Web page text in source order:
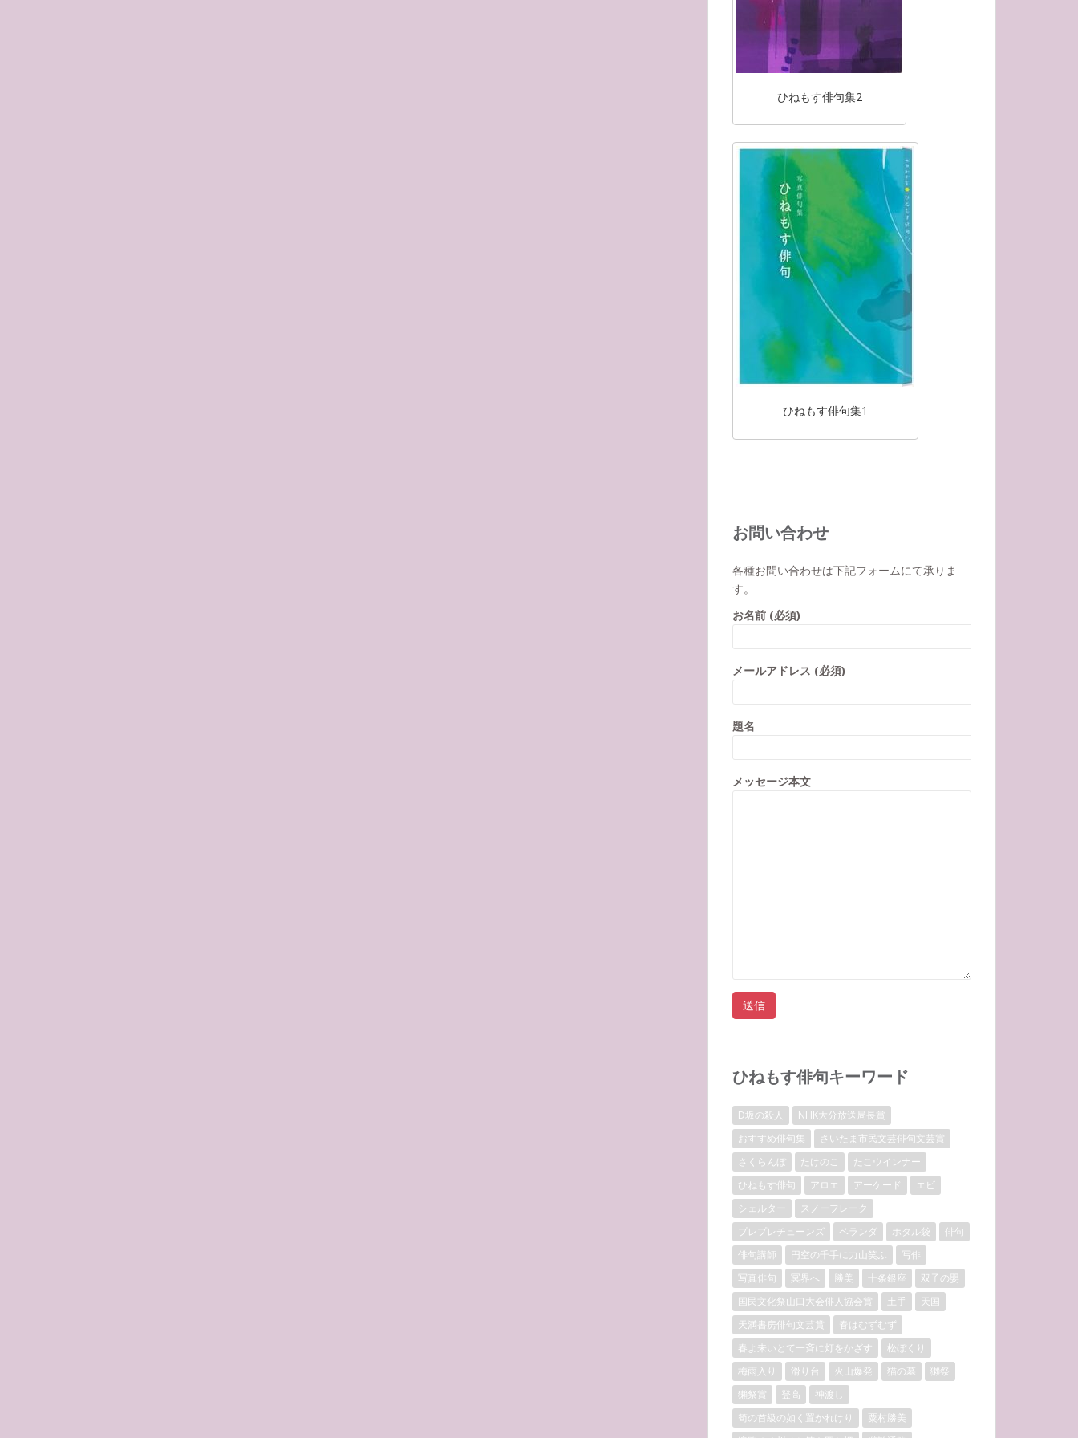
ひねもす俳句集2
ひねもす俳句集1
お問い合わせ
各種お問い合わせは下記フォームにて承りま
す。
お名前 (必須)
メールアドレス (必須)
題名
メッセージ本文
ひねもす俳句キーワード
D坂の殺人
NHK大分放送局長賞
おすすめ俳句集
さいたま市民文芸俳句文芸賞
さくらんぼ
たけのこ
たこウインナー
ひねもす俳句
アロエ アーケード
エビ
シェルター
スノーフレーク
プレプレチューンズ
ベランダ ホタル袋
俳句
俳句講師
円空の千手に力山笑ふ
写俳
写真俳句
冥界へ 勝美 十条銀座
双子の嬰
国民文化祭山口大会俳人協会賞
土手
天国
天満書房俳句文芸賞
春はむずむず
春よ来いとて一斉に灯をかざす
松ぼくり
梅雨入り
滑り台 火山爆発 猫の墓
獺祭
獺祭賞
登高
神渡し
筍の首級の如く置かれけり
粟村勝美